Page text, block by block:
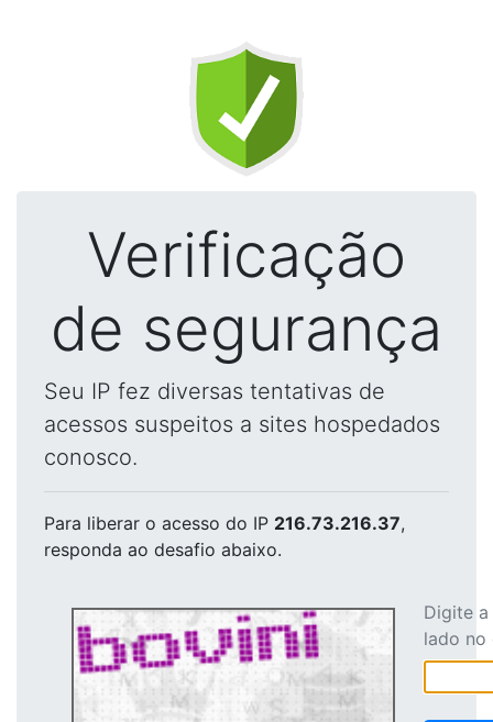
Verificação
de segurança
Seu IP fez diversas tentativas de
acessos suspeitos a sites hospedados
conosco.
Para liberar o acesso do IP 216.73.216.37,
responda ao desafio abaixo.
Digite
lado no